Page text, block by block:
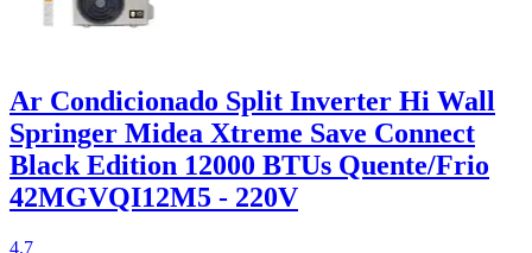
Ar Condicionado Split Inverter Hi Wall
Springer Midea Xtreme Save Connect
Black Edition 12000 BTUs Quente/Frio
42MGVQI12M5 - 220V
4.7